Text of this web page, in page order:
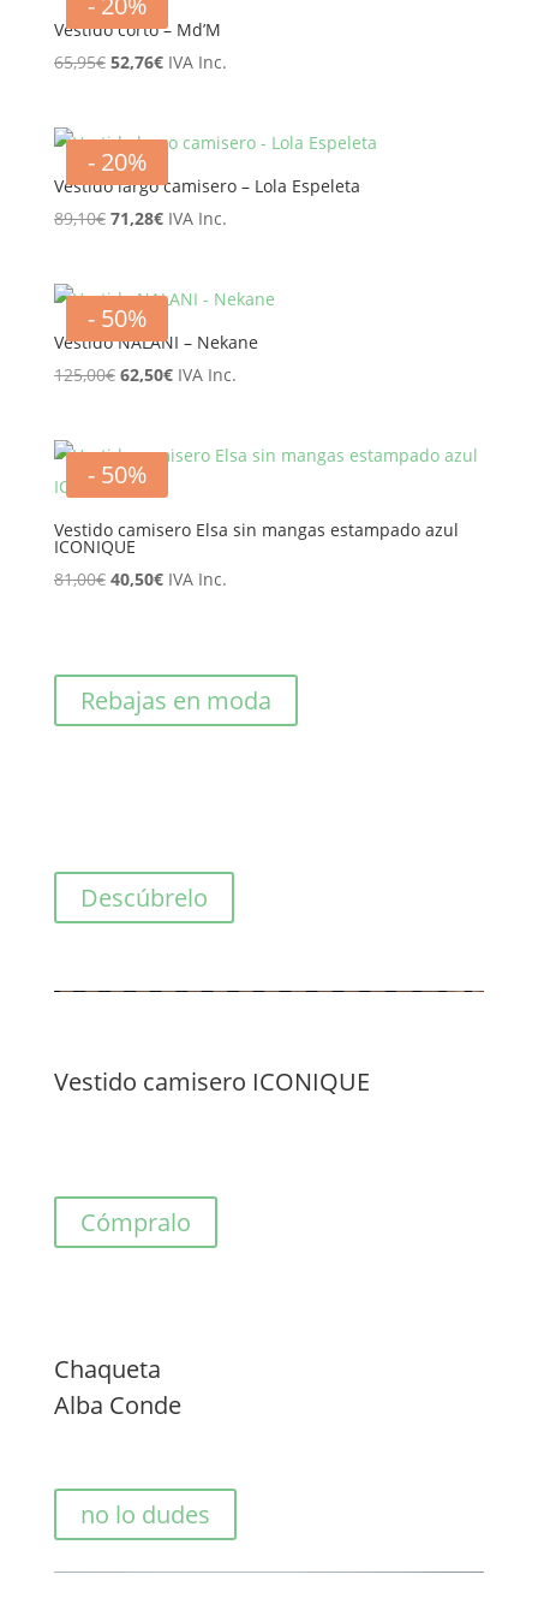
135,95€.108,76€.
Vestido corto – Md’M
65,95€ El
era:
65,95€.
52,76€El
es:
52,76€.
IVA Inc.
- 20%
Vestido largo camisero – Lola Espeleta
89,10€ El
era:
89,10€.
71,28€El
es:
71,28€.
IVA Inc.
- 50%
Vestido NALANI – Nekane
125,00€ El
era:
125,00€.
62,50€El
es:
IVA Inc.
- 50%
Vestido camisero Elsa sin mangas estampado azul
ICONIQUE
81,00€ El
era:
81,00€.
40,50€El
es:
40,50€.
IVA Inc.
Rebajas en moda
Descúbrelo
Vestido camisero ICONIQUE
Cómpralo
Chaqueta
Alba Conde
no lo dudes